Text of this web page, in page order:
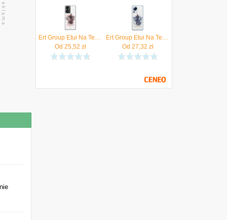
Ert Group Etui Na Telefon Oneplus Nord 2T 5G Eternals 009
Od 25,52 zł
Ert Group Etui Na Telefon 13 Lite Civi 2 Case Oryginalny I Oficjalnie Licencjonowany Przez Marvel Wzór Eternals 017
Od 27,32 zł